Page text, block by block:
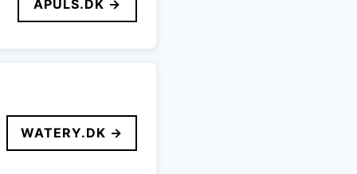
APULS.DK →
WATERY.DK →